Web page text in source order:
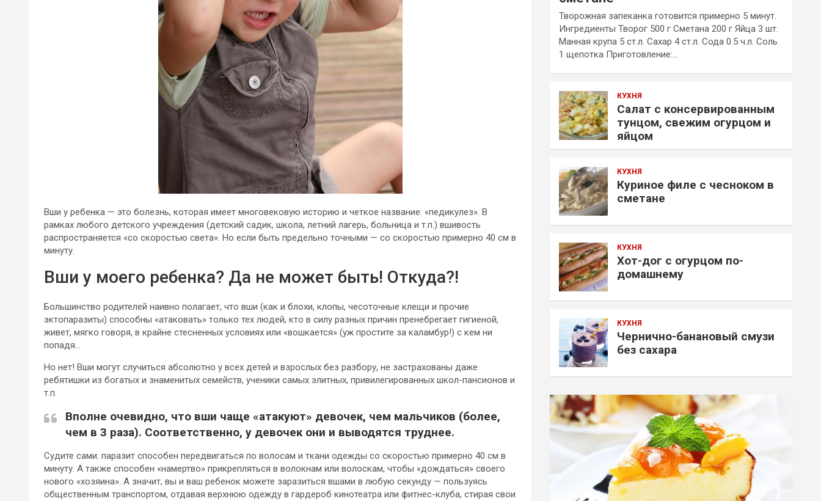
Вши у ребенка — это болезнь, которая имеет многовековую историю и четкое название: «педикулез». В
рамках любого детского учреждения (детский садик, школа, летний лагерь, больница и т.п.) вшивость
распространяется «со скоростью света». Но если быть предельно точными — со скоростью примерно 40 см в
минуту.
Вши у моего ребенка? Да не может быть! Откуда?!
Большинство родителей наивно полагает, что вши (как и блохи, клопы, чесоточные клещи и прочие
эктопаразиты) способны «атаковать» только тех людей, кто в силу разных причин пренебрегает гигиеной,
живет, мягко говоря, в крайне стесненных условиях или «вошкается» (уж простите за каламбур!) с кем ни
попадя…
Но нет! Вши могут случиться абсолютно у всех детей и взрослых без разбору, не застрахованы даже
ребятишки из богатых и знаменитых семейств, ученики самых элитных, привилегированных школ-пансионов и
т.п.
Вполне очевидно, что вши чаще «атакуют» девочек, чем мальчиков (более,
чем в 3 раза). Соответственно, у девочек они и выводятся труднее.
Судите сами: паразит способен передвигаться по волосам и ткани одежды со скоростью примерно 40 см в
минуту. А также способен «намертво» прикрепляться в волокнам или волоскам, чтобы «дождаться» своего
нового «хозяина». А значит, вы и ваш ребенок можете заразиться вшами в любую секунду — пользуясь
общественным транспортом, отдавая верхнюю одежду в гардероб кинотеатра или фитнес-клуба, стирая свои
Творожная запеканка готовится примерно 5 минут.
Ингредиенты Творог 500 г Сметана 200 г Яйца 3 шт.
Манная крупа 5 ст.л. Сахар 4 ст.л. Сода 0.5 ч.л. Соль
1 щепотка Приготовление:…
КУХНЯ
Салат с консервированным
тунцом, свежим огурцом и
яйцом
КУХНЯ
Куриное филе с чесноком в
сметане
КУХНЯ
Хот-дог с огурцом по-
домашнему
КУХНЯ
Чернично-банановый смузи
без сахара